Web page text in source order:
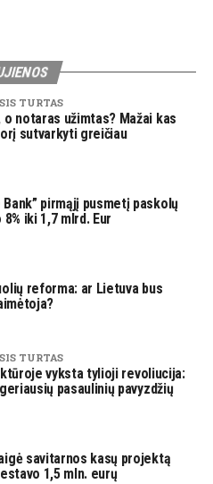
TURTAS
o notaras užimtas? Mažai kas
sutvarkyti greičiau
Bank” pirmąjį pusmetį paskolų
iki 1,7 mlrd. Eur
reforma: ar Lietuva bus
TURTAS
vyksta tylioji revoliucija:
pasaulinių pavyzdžių
savitarnos kasų projektą
1,5 mln. eurų